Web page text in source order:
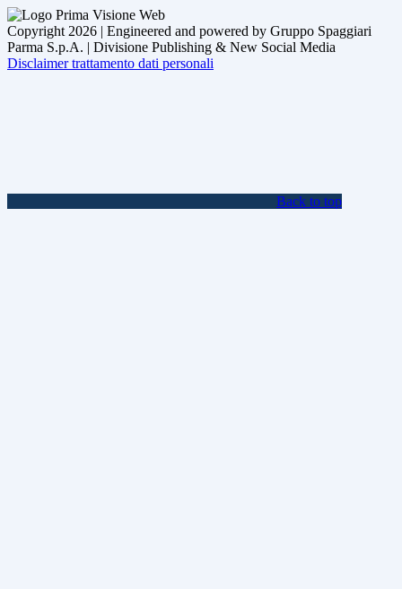
Copyright 2026 | Engineered and powered by Gruppo Spaggiari
Parma S.p.A. | Divisione Publishing & New Social Media
Disclaimer trattamento dati personali
Back to top